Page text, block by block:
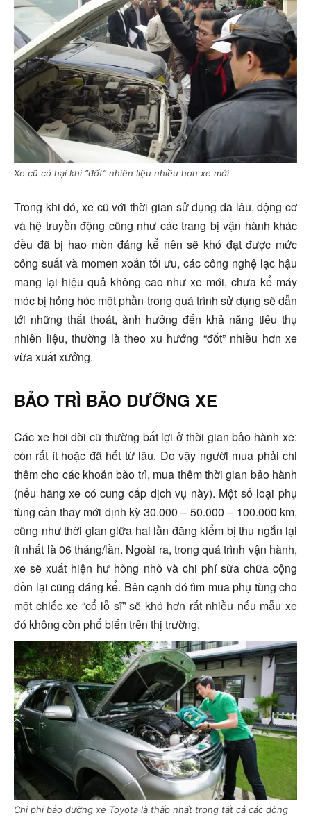
Xe cũ có hại khi “đốt” nhiên liệu nhiều hơn xe mới
Trong khi đó, xe cũ với thời gian sử dụng đã lâu, động cơ
và hệ truyền động cũng như các trang bị vận hành khác
đều đã bị hao mòn đáng kể nên sẽ khó đạt được mức
công suất và momen xoắn tối ưu, các công nghệ lạc hậu
mang lại hiệu quả không cao như xe mới, chưa kể máy
móc bị hỏng hóc một phần trong quá trình sử dụng sẽ dẫn
tới những thất thoát, ảnh hưởng đến khả năng tiêu thụ
nhiên liệu, thường là theo xu hướng “đốt” nhiều hơn xe
vừa xuất xưởng.
BẢO TRÌ BẢO DƯỠNG XE
Các xe hơi đời cũ thường bất lợi ở thời gian bảo hành xe:
còn rất ít hoặc đã hết từ lâu. Do vậy người mua phải chi
thêm cho các khoản bảo trì, mua thêm thời gian bảo hành
(nếu hãng xe có cung cấp dịch vụ này). Một số loại phụ
tùng cần thay mới định kỳ 30.000 – 50.000 – 100.000 km,
cũng như thời gian giữa hai lần đăng kiểm bị thu ngắn lại
ít nhất là 06 tháng/lần. Ngoài ra, trong quá trình vận hành,
xe sẽ xuất hiện hư hỏng nhỏ và chi phí sửa chữa cộng
dồn lại cũng đáng kể. Bên cạnh đó tìm mua phụ tùng cho
một chiếc xe “cổ lỗ sĩ” sẽ khó hơn rất nhiều nếu mẫu xe
đó không còn phổ biến trên thị trường.
Chi phí bảo dưỡng xe Toyota là thấp nhất trong tất cả các dòng